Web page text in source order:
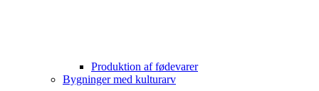
Produktion af fødevarer
Bygninger med kulturarv